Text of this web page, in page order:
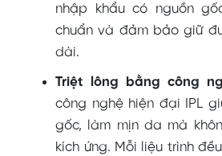
nhập khẩu có nguồn
chuẩn và đảm bảo giữ
dài.
Triệt lông bằng công
công nghệ hiện đại IPL
gốc, làm mịn da mà
kích ứng. Mỗi liệu trình